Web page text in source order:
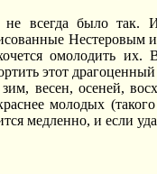
не всегда было так.
Нестеровым
омолодить
этот
зим, весен, осеней,
молодых
медленно, и если